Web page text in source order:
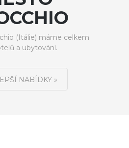
(Itálie) máme celkem
a ubytování.
NABÍDKY »